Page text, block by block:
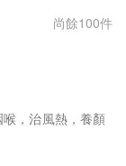
尚餘100件
喉，治風熱，養顏